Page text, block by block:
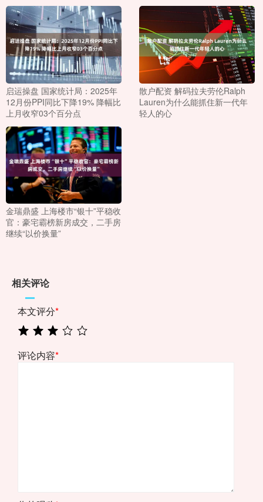
启运操盘 国家统计局：2025年
12月份PPI同比下降19% 降幅比
上月收窄03个百分点
散户配资 解码拉夫劳伦Ralph
Lauren为什么能抓住新一代年
轻人的心
金瑞鼎盛 上海楼市“银十”平稳收
官：豪宅霸榜新房成交，二手房
继续“以价换量”
相关评论
本文评分*
评论内容*